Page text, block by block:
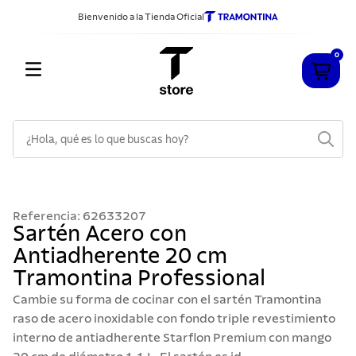
Bienvenido a la Tienda Oficial
0
Referencia: 62633207
Sartén Acero con
Antiadherente 20 cm
Tramontina Professional
Cambie su forma de cocinar con el sartén Tramontina
raso de acero inoxidable con fondo triple revestimiento
interno de antiadherente Starflon Premium con mango
2.
sarten
3.
cubiertos
4 .
ollas
acero inoxidable
6.
grano